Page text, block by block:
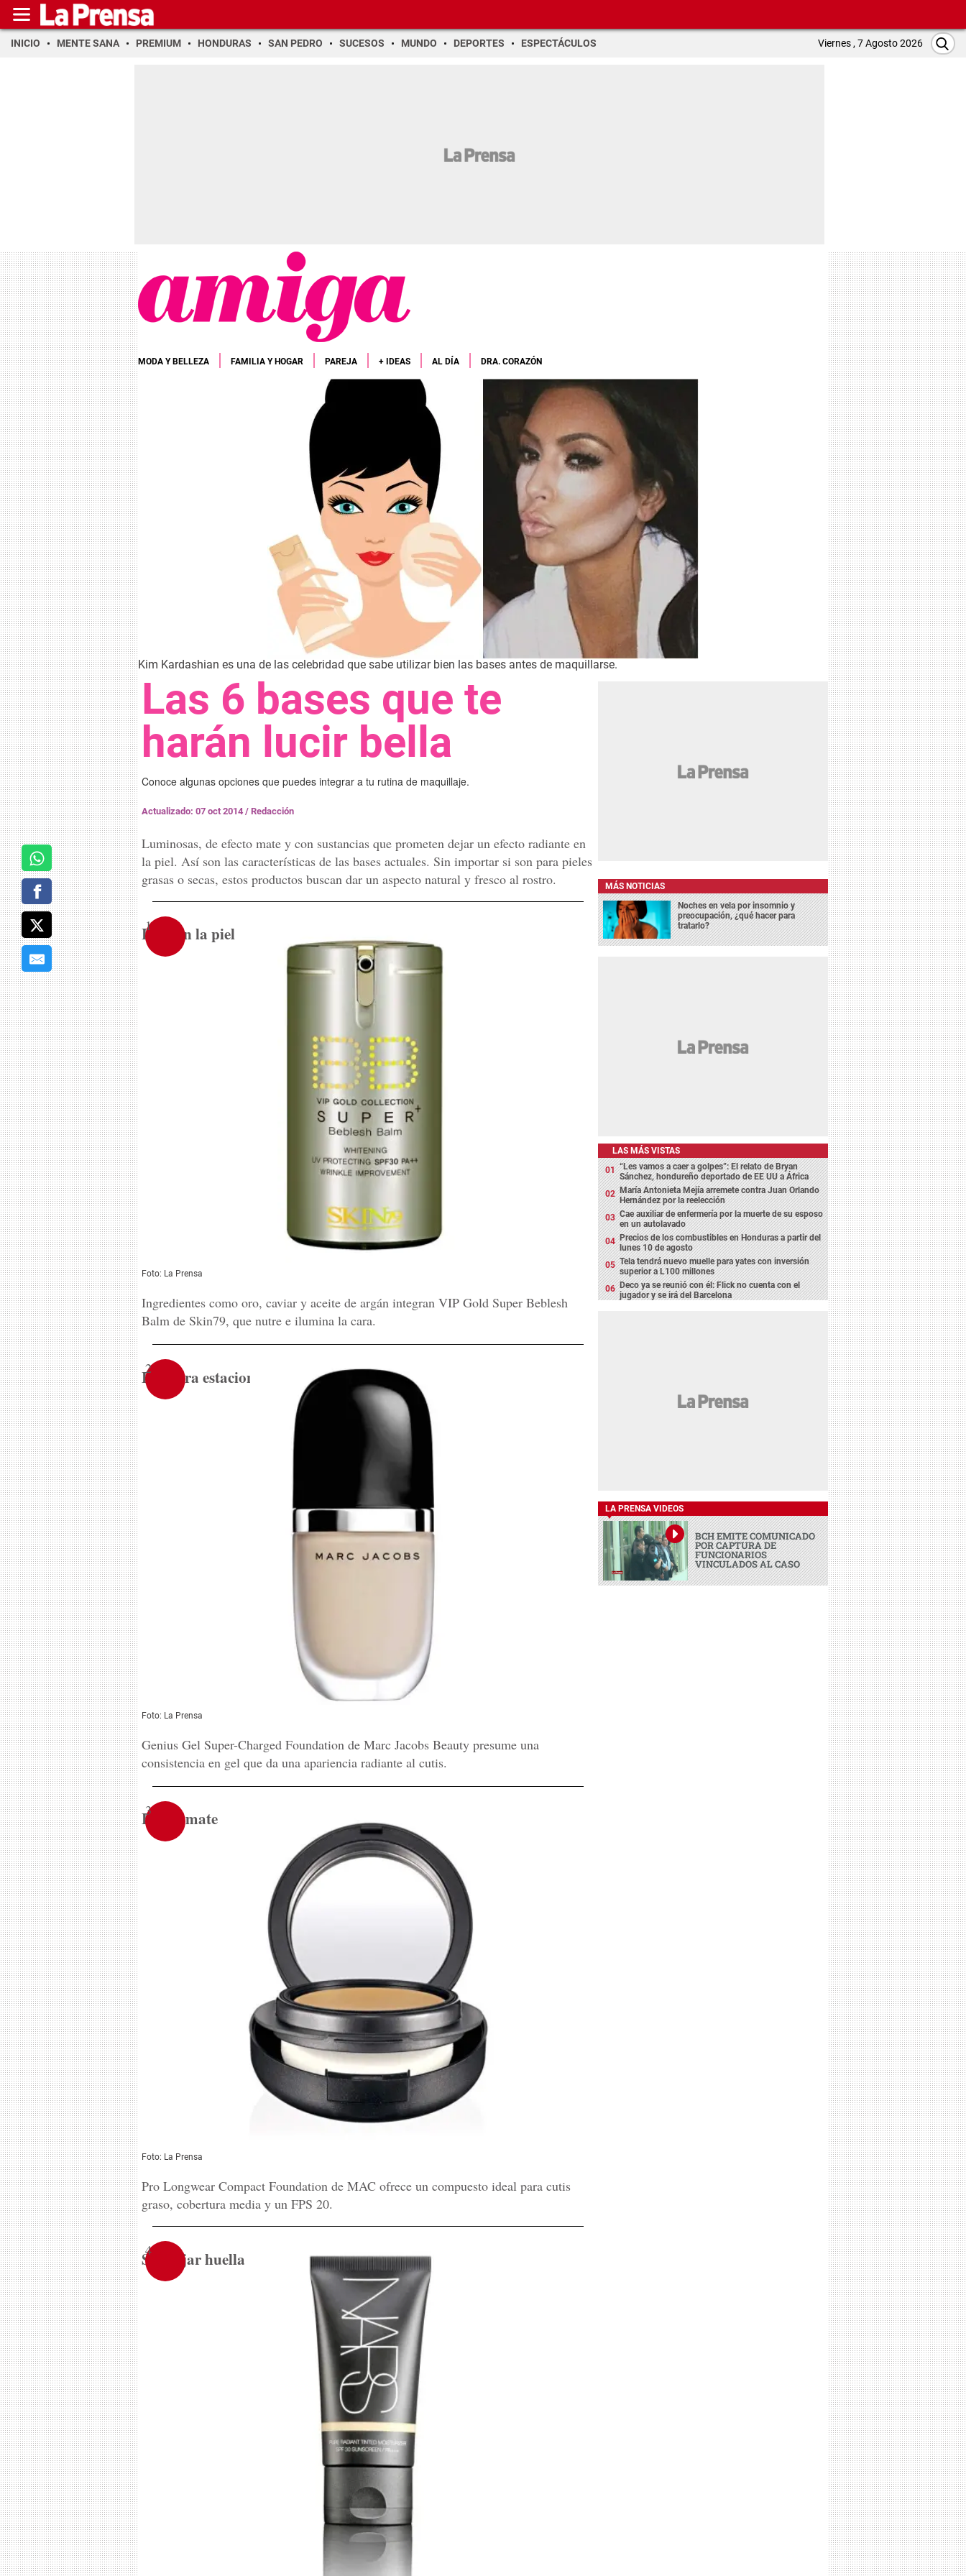
INICIO MENTE SANA PREMIUM HONDURAS SAN PEDRO SUCESOS MUNDO DEPORTES ESPECTÁCULOS Viernes , 7 Agosto 2026
MODA Y BELLEZA FAMILIA Y HOGAR PAREJA + IDEAS AL DÍA DRA. CORAZÓN
Kim Kardashian es una de las celebridad que sabe utilizar bien las bases antes de maquillarse.
Las 6 bases que te
harán lucir bella
Conoce algunas opciones que puedes integrar a tu rutina de maquillaje.
Actualizado: 07 oct 2014 / Redacción
Luminosas, de efecto mate y con sustancias que prometen dejar un efecto radiante en
la piel. Así son las características de las bases actuales. Sin importar si son para pieles
grasas o secas, estos productos buscan dar un aspecto natural y fresco al rostro.
1
Lujo en la piel
Foto: La Prensa
Ingredientes como oro, caviar y aceite de argán integran VIP Gold Super Beblesh
Balm de Skin79, que nutre e ilumina la cara.
2
Frescura estacional
Foto: La Prensa
Genius Gel Super-Charged Foundation de Marc Jacobs Beauty presume una
consistencia en gel que da una apariencia radiante al cutis.
3
Efecto mate
Foto: La Prensa
Pro Longwear Compact Foundation de MAC ofrece un compuesto ideal para cutis
graso, cobertura media y un FPS 20.
4
Sin dejar huella
MÁS NOTICIAS
Noches en vela por insomnio y
preocupación, ¿qué hacer para
tratarlo?
LAS MÁS VISTAS
“Les vamos a caer a golpes”: El relato de Bryan
Sánchez, hondureño deportado de EE UU a África
María Antonieta Mejía arremete contra Juan Orlando
Hernández por la reelección
Cae auxiliar de enfermería por la muerte de su esposo
en un autolavado
Precios de los combustibles en Honduras a partir del
lunes 10 de agosto
Tela tendrá nuevo muelle para yates con inversión
superior a L100 millones
Deco ya se reunió con él: Flick no cuenta con el
jugador y se irá del Barcelona
LA PRENSA VIDEOS
BCH EMITE COMUNICADO
POR CAPTURA DE
FUNCIONARIOS
VINCULADOS AL CASO